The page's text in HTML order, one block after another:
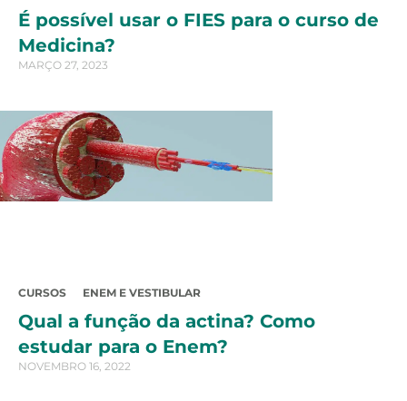
É possível usar o FIES para o curso de
Medicina?
MARÇO 27, 2023
CURSOS ENEM E VESTIBULAR
Qual a função da actina? Como
estudar para o Enem?
NOVEMBRO 16, 2022